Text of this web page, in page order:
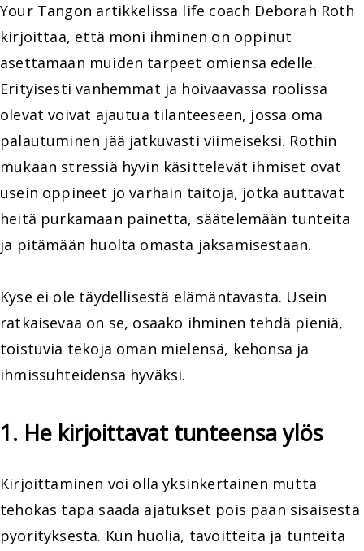
Your Tangon artikkelissa life coach Deborah Roth
kirjoittaa, että moni ihminen on oppinut
asettamaan muiden tarpeet omiensa edelle.
Erityisesti vanhemmat ja hoivaavassa roolissa
olevat voivat ajautua tilanteeseen, jossa oma
palautuminen jää jatkuvasti viimeiseksi. Rothin
mukaan stressiä hyvin käsittelevät ihmiset ovat
usein oppineet jo varhain taitoja, jotka auttavat
heitä purkamaan painetta, säätelemään tunteita
ja pitämään huolta omasta jaksamisestaan.
Kyse ei ole täydellisestä elämäntavasta. Usein
ratkaisevaa on se, osaako ihminen tehdä pieniä,
toistuvia tekoja oman mielensä, kehonsa ja
ihmissuhteidensa hyväksi.
1. He kirjoittavat tunteensa ylös
Kirjoittaminen voi olla yksinkertainen mutta
tehokas tapa saada ajatukset pois pään sisäisestä
pyörityksestä. Kun huolia, tavoitteita ja tunteita